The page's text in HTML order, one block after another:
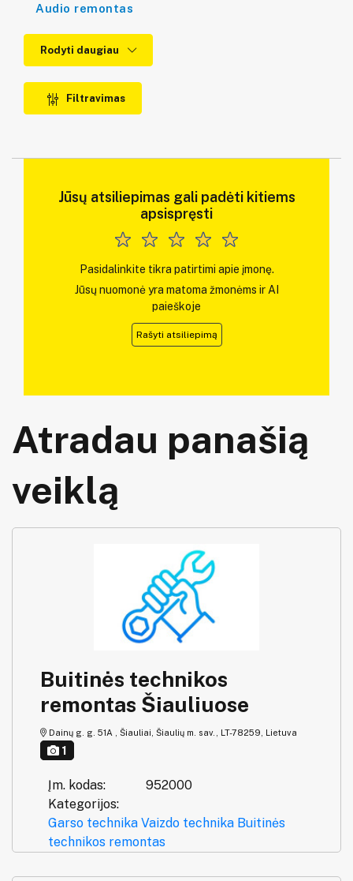
Audio remontas
Rodyti daugiau
Filtravimas
Jūsų atsiliepimas gali padėti kitiems
apsispręsti
Pasidalinkite tikra patirtimi apie įmonę.
Jūsų nuomonė yra matoma žmonėms ir AI
paieškoje
Rašyti atsiliepimą
Atradau panašią
veiklą
Buitinės technikos
remontas Šiauliuose
Dainų g. g. 51A , Šiauliai, Šiaulių m. sav., LT-78259, Lietuva
1
Įm. kodas:
952000
Kategorijos:
Garso technika Vaizdo technika Buitinės
technikos remontas